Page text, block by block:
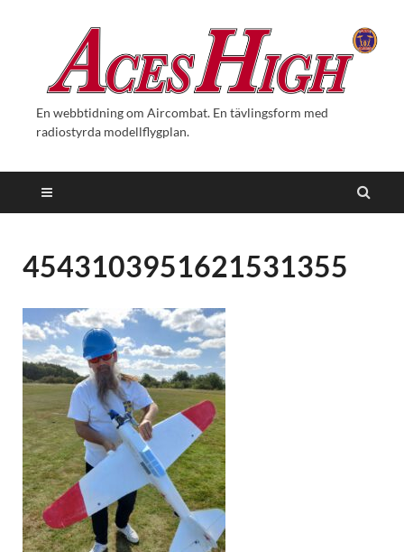
En webbtidning om Aircombat. En tävlingsform med
radiostyrda modellflygplan.
4543103951621531355